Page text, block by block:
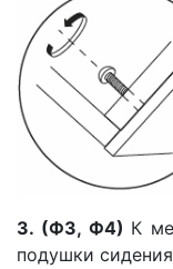
3. (Ф3, Ф4) К
подушки